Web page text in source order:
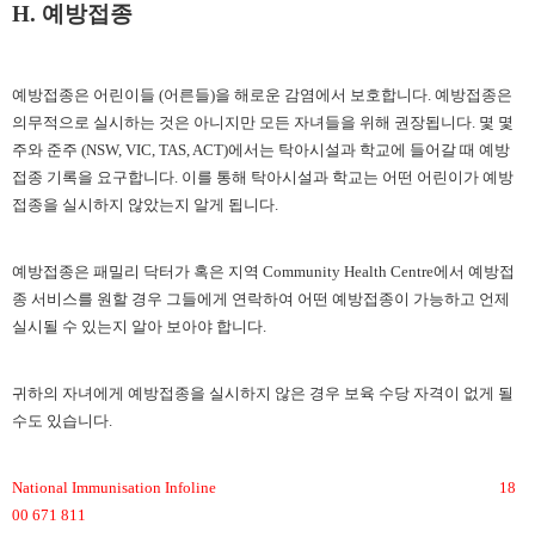
H. 예방접종
예방접종은 어린이들 (어른들)을 해로운 감염에서 보호합니다. 예방접종은
의무적으로 실시하는 것은 아니지만 모든 자녀들을 위해 권장됩니다. 몇 몇
주와 준주 (NSW, VIC, TAS, ACT)에서는 탁아시설과 학교에 들어갈 때 예방
접종 기록을 요구합니다. 이를 통해 탁아시설과 학교는 어떤 어린이가 예방
접종을 실시하지 않았는지 알게 됩니다.
예방접종은 패밀리 닥터가 혹은 지역 Community Health Centre에서 예방접
종 서비스를 원할 경우 그들에게 연락하여 어떤 예방접종이 가능하고 언제
실시될 수 있는지 알아 보아야 합니다.
귀하의 자녀에게 예방접종을 실시하지 않은 경우 보육 수당 자격이 없게 될
수도 있습니다.
National Immunisation Infoline
18
00 671 811